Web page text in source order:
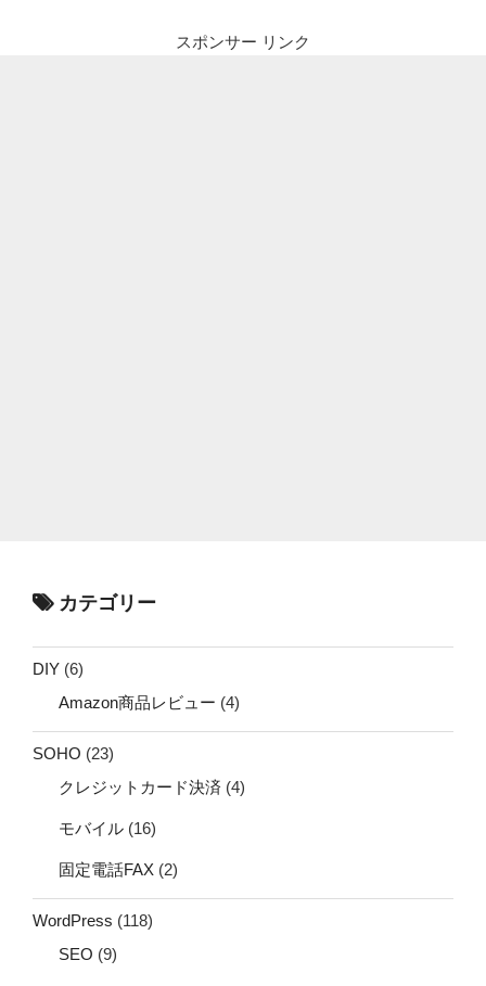
スポンサー リンク
カテゴリー
DIY (6)
Amazon商品レビュー (4)
SOHO (23)
クレジットカード決済 (4)
モバイル (16)
固定電話FAX (2)
WordPress (118)
SEO (9)